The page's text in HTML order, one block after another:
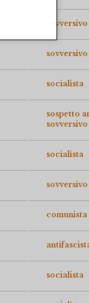
sovversivo
sovversivo
socialista
sospetto
sovversivo
socialista
sovversivo
comunista
socialista